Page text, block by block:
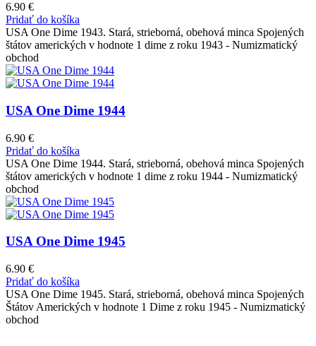
6.90 €
Pridať do košíka
USA One Dime 1943. Stará, strieborná, obehová minca Spojených
štátov amerických v hodnote 1 dime z roku 1943 - Numizmatický
obchod
USA One Dime 1944
6.90 €
Pridať do košíka
USA One Dime 1944. Stará, strieborná, obehová minca Spojených
štátov amerických v hodnote 1 dime z roku 1944 - Numizmatický
obchod
USA One Dime 1945
6.90 €
Pridať do košíka
USA One Dime 1945. Stará, strieborná, obehová minca Spojených
Štátov Amerických v hodnote 1 Dime z roku 1945 - Numizmatický
obchod